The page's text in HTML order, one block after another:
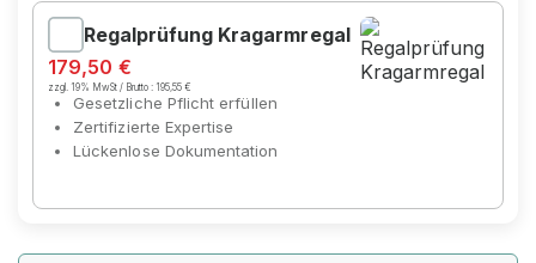
Regalprüfung Kragarmregal
179,50 €
zzgl. 19% MwSt / Brutto :195,55 €
Gesetzliche Pflicht erfüllen
Zertifizierte Expertise
Lückenlose Dokumentation